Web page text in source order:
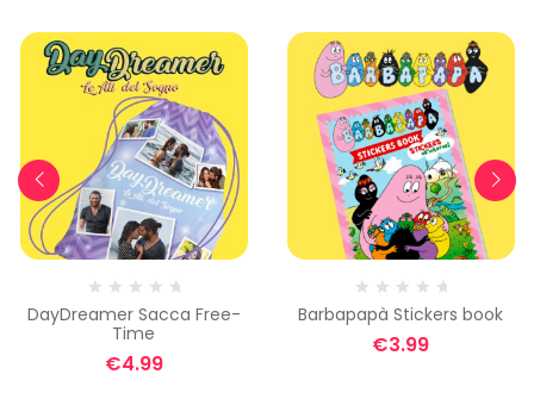
DayDreamer Sacca Free-
Time
€4.99
Barbapapà Stickers book
€3.99